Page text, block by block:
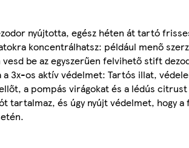
nyújtotta, egész héten át tartó
koncentrálhatsz: például menő
be az egyszerűen felvihető stift
3x-os aktív védelmet: Tartós illat,
a pompás virágokat és a lédús
tartalmaz, és úgy nyújt védelmet, hogy